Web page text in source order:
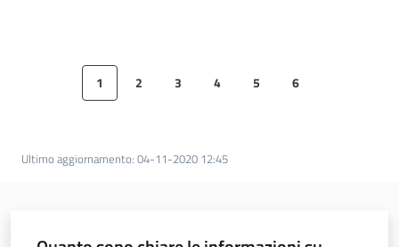
Menu selezionato
Pagina precedente
Pagina
1 Pagina
2 Pagina
3 Pagina
4 Pagina
5 Pagina
6
Ultimo aggiornamento: 04-11-2020 12:45